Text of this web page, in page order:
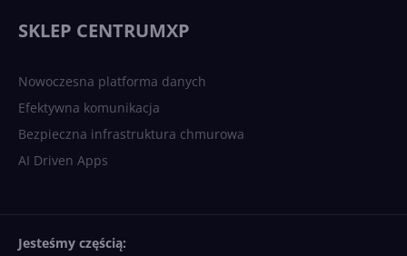
SKLEP CENTRUMXP
Nowoczesna platforma danych
Efektywna komunikacja
Bezpieczna infrastruktura chmurowa
AI Driven Apps
Jesteśmy częścią: